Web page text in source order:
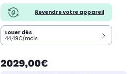
Revendre votre appareil
Louer dès
44,49€/mois
2029,00€